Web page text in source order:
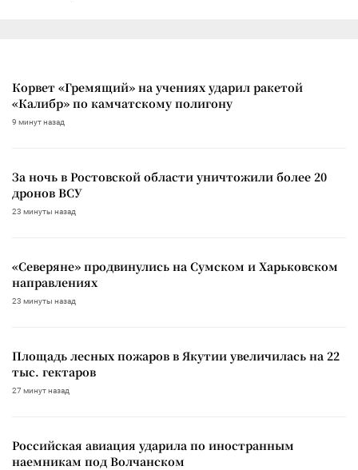
Корвет «Гремящий» на учениях ударил ракетой
«Калибр» по камчатскому полигону
9 минут назад
За ночь в Ростовской области уничтожили более 20
дронов ВСУ
23 минуты назад
«Северяне» продвинулись на Сумском и Харьковском
направлениях
23 минуты назад
Площадь лесных пожаров в Якутии увеличилась на 22
тыс. гектаров
27 минут назад
Российская авиация ударила по иностранным
наемникам под Волчанском